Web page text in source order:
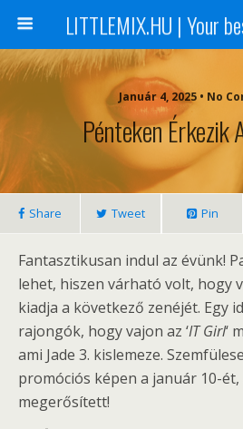
Január 4, 2025 • No
Pénteken Érkezik
Share Tweet Pin
Fantasztikusan indul az évünk!
lehet, hiszen várható volt, hogy
kiadja a következő zenéjét. Egy
rajongók, hogy vajon az ‘IT Girl‘
ami Jade 3. kislemeze.
promóciós képen a január 10-
megerősített!